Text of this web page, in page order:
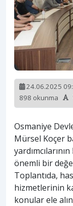
24.06.2025
898 okunma
Osmaniye
Mürsel Koçer
önemli bir
Toplantıda,
hizmetlerinin
konular ele